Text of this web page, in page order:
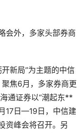
外，多家头部券商
局”为主题的中信
焦6月，多家券商更
通证券以“潮起东**
17日—19日，中信建
资峰会将召开。另